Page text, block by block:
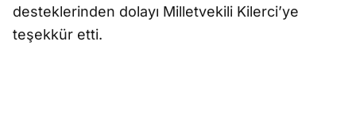
desteklerinden dolayı Milletvekili Kilerci’ye
teşekkür etti.